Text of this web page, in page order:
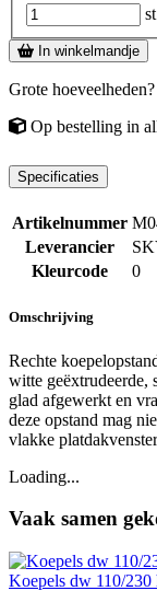
st
In winkelmandje
Grote hoeveelheden?
Op bestelling in
Specificaties
Artikelnummer
Leverancier
Kleurcode
0
Omschrijving
Rechte
witte geëxtrudeerde,
glad afgewerkt en
deze opstand mag
vlakke
Loading...
Vaak samen
Koepels dw 110/230